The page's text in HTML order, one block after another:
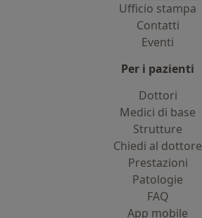
Ufficio stampa
Contatti
Eventi
Per i pazienti
Dottori
Medici di base
Strutture
Chiedi al dottore
Prestazioni
Patologie
FAQ
App mobile